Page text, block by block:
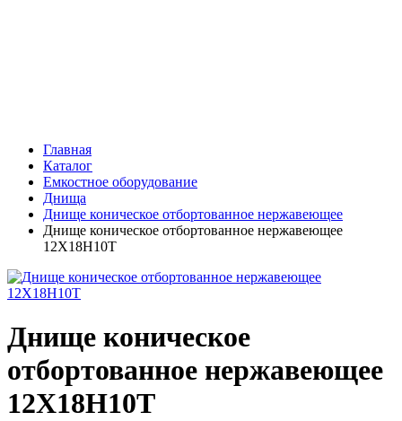
Главная
Каталог
Емкостное оборудование
Днища
Днище коническое отбортованное нержавеющее
Днище коническое отбортованное нержавеющее
12Х18Н10Т
Днище коническое
отбортованное нержавеющее
12Х18Н10Т